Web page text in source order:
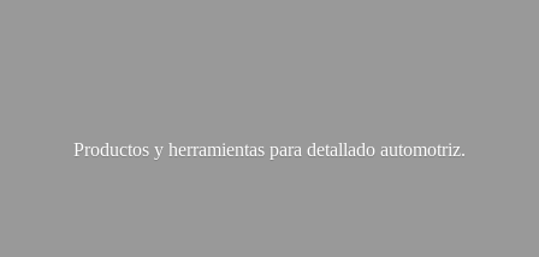
Productos y herramientas para detallado automotriz.